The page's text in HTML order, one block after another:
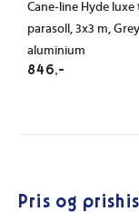
Cane-line Hyde luxe
parasoll, 3x3 m,
aluminium
846,-
Pris og